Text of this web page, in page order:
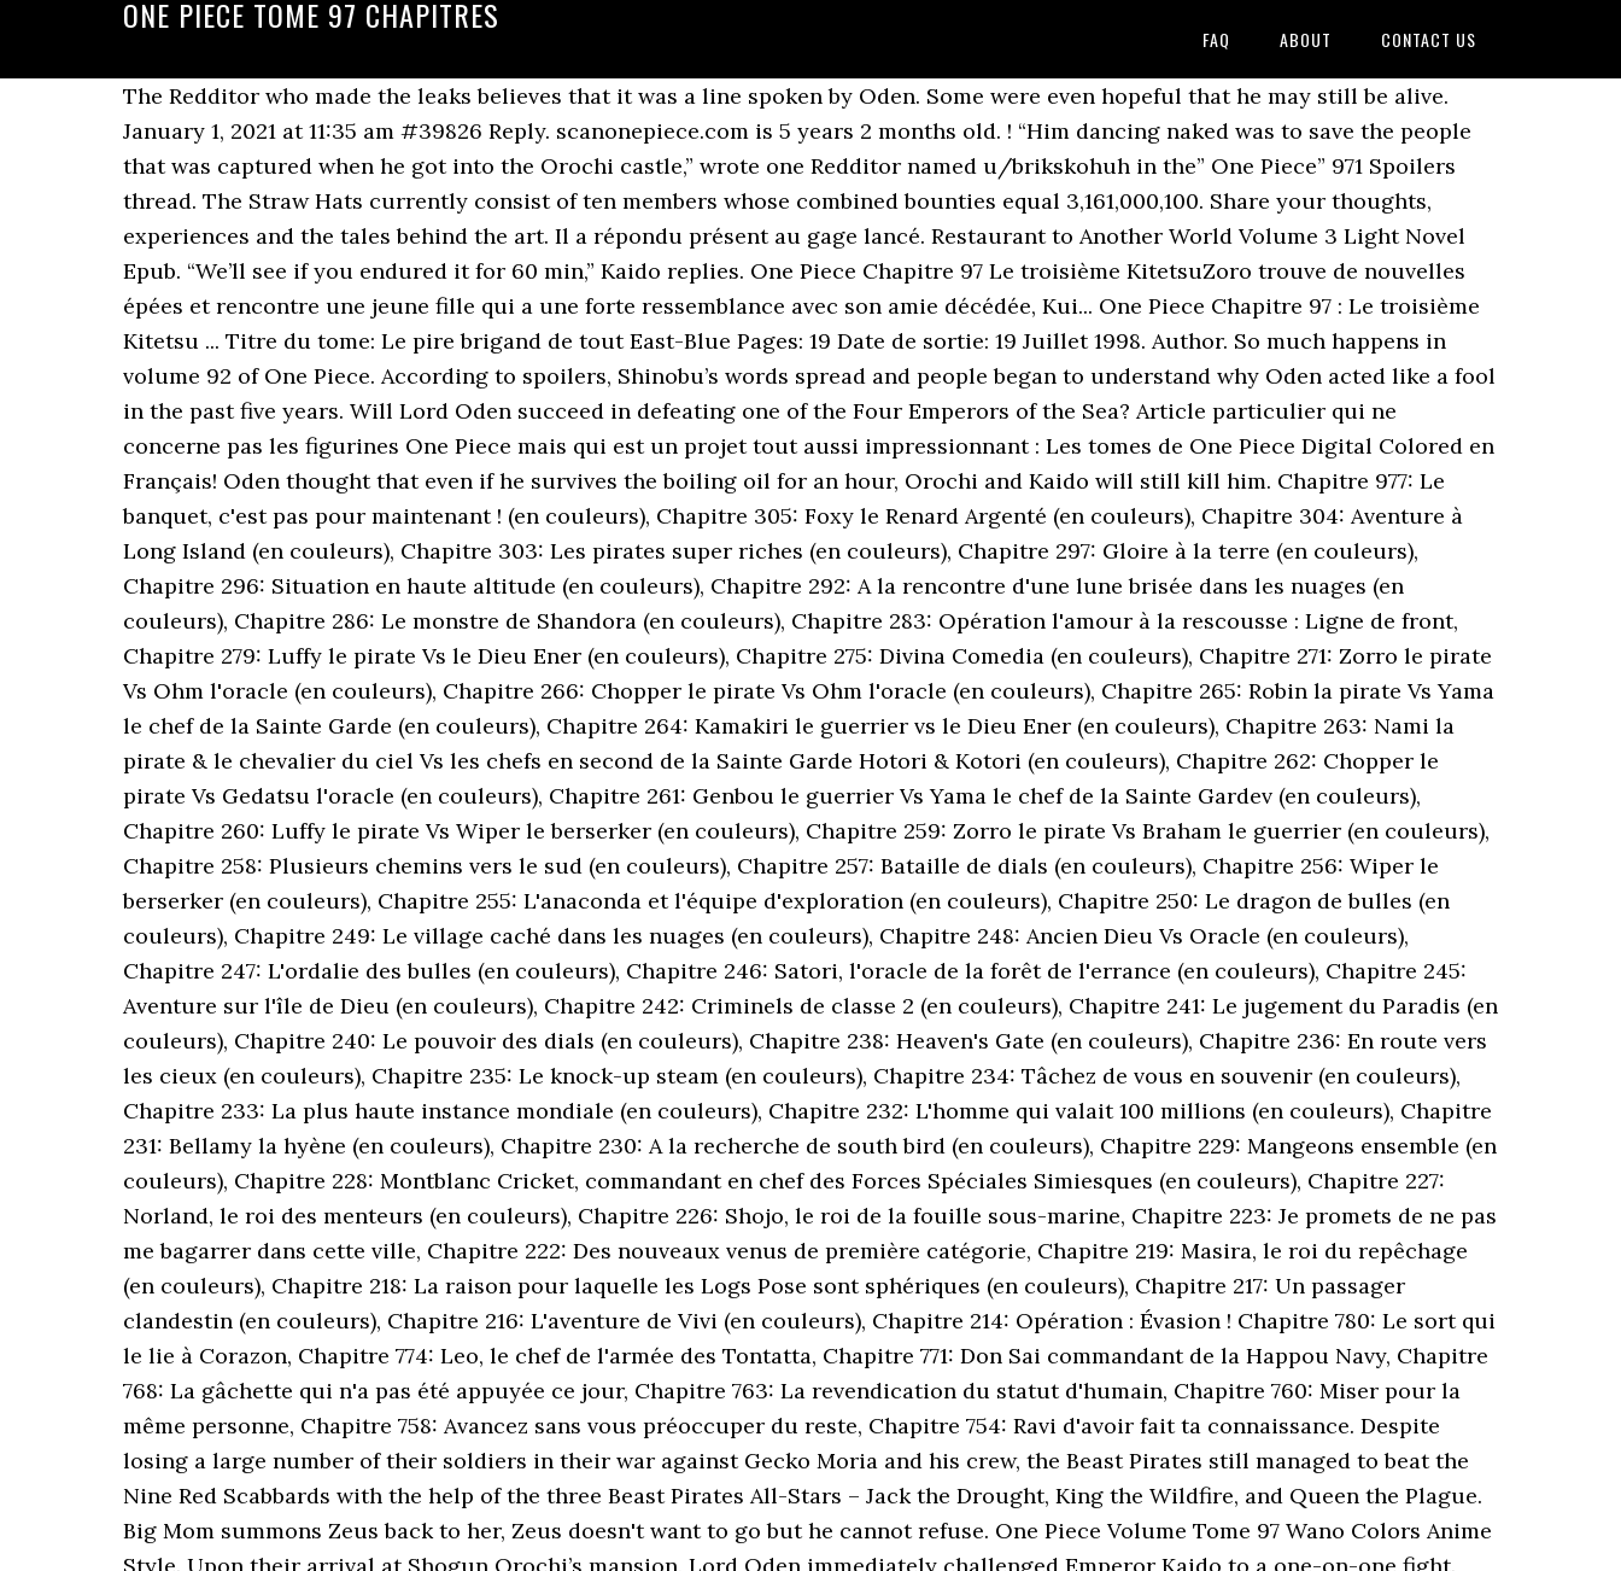
ONE PIECE TOME 97 CHAPITRES
FAQ ABOUT CONTACT US
The Redditor who made the leaks believes that it was a line spoken by Oden. Some were even hopeful that he may still be alive. January 1, 2021 at 11:35 am #39826 Reply. scanonepiece.com is 5 years 2 months old. ! “Him dancing naked was to save the people that was captured when he got into the Orochi castle,” wrote one Redditor named u/brikskohuh in the” One Piece” 971 Spoilers thread. The Straw Hats currently consist of ten members whose combined bounties equal 3,161,000,100. Share your thoughts, experiences and the tales behind the art. Il a répondu présent au gage lancé. Restaurant to Another World Volume 3 Light Novel Epub. “We’ll see if you endured it for 60 min,” Kaido replies. One Piece Chapitre 97 Le troisième KitetsuZoro trouve de nouvelles épées et rencontre une jeune fille qui a une forte ressemblance avec son amie décédée, Kui... One Piece Chapitre 97 : Le troisième Kitetsu ... Titre du tome: Le pire brigand de tout East-Blue Pages: 19 Date de sortie: 19 Juillet 1998. Author. So much happens in volume 92 of One Piece. According to spoilers, Shinobu’s words spread and people began to understand why Oden acted like a fool in the past five years. Will Lord Oden succeed in defeating one of the Four Emperors of the Sea? Article particulier qui ne concerne pas les figurines One Piece mais qui est un projet tout aussi impressionnant : Les tomes de One Piece Digital Colored en Français! Oden thought that even if he survives the boiling oil for an hour, Orochi and Kaido will still kill him. Chapitre 977: Le banquet, c'est pas pour maintenant ! (en couleurs), Chapitre 305: Foxy le Renard Argenté (en couleurs), Chapitre 304: Aventure à Long Island (en couleurs), Chapitre 303: Les pirates super riches (en couleurs), Chapitre 297: Gloire à la terre (en couleurs), Chapitre 296: Situation en haute altitude (en couleurs), Chapitre 292: A la rencontre d'une lune brisée dans les nuages (en couleurs), Chapitre 286: Le monstre de Shandora (en couleurs), Chapitre 283: Opération l'amour à la rescousse : Ligne de front, Chapitre 279: Luffy le pirate Vs le Dieu Ener (en couleurs), Chapitre 275: Divina Comedia (en couleurs), Chapitre 271: Zorro le pirate Vs Ohm l'oracle (en couleurs), Chapitre 266: Chopper le pirate Vs Ohm l'oracle (en couleurs), Chapitre 265: Robin la pirate Vs Yama le chef de la Sainte Garde (en couleurs), Chapitre 264: Kamakiri le guerrier vs le Dieu Ener (en couleurs), Chapitre 263: Nami la pirate & le chevalier du ciel Vs les chefs en second de la Sainte Garde Hotori & Kotori (en couleurs), Chapitre 262: Chopper le pirate Vs Gedatsu l'oracle (en couleurs), Chapitre 261: Genbou le guerrier Vs Yama le chef de la Sainte Gardev (en couleurs), Chapitre 260: Luffy le pirate Vs Wiper le berserker (en couleurs), Chapitre 259: Zorro le pirate Vs Braham le guerrier (en couleurs), Chapitre 258: Plusieurs chemins vers le sud (en couleurs), Chapitre 257: Bataille de dials (en couleurs), Chapitre 256: Wiper le berserker (en couleurs), Chapitre 255: L'anaconda et l'équipe d'exploration (en couleurs), Chapitre 250: Le dragon de bulles (en couleurs), Chapitre 249: Le village caché dans les nuages (en couleurs), Chapitre 248: Ancien Dieu Vs Oracle (en couleurs), Chapitre 247: L'ordalie des bulles (en couleurs), Chapitre 246: Satori, l'oracle de la forêt de l'errance (en couleurs), Chapitre 245: Aventure sur l'île de Dieu (en couleurs), Chapitre 242: Criminels de classe 2 (en couleurs), Chapitre 241: Le jugement du Paradis (en couleurs), Chapitre 240: Le pouvoir des dials (en couleurs), Chapitre 238: Heaven's Gate (en couleurs), Chapitre 236: En route vers les cieux (en couleurs), Chapitre 235: Le knock-up steam (en couleurs), Chapitre 234: Tâchez de vous en souvenir (en couleurs), Chapitre 233: La plus haute instance mondiale (en couleurs), Chapitre 232: L'homme qui valait 100 millions (en couleurs), Chapitre 231: Bellamy la hyène (en couleurs), Chapitre 230: A la recherche de south bird (en couleurs), Chapitre 229: Mangeons ensemble (en couleurs), Chapitre 228: Montblanc Cricket, commandant en chef des Forces Spéciales Simiesques (en couleurs), Chapitre 227: Norland, le roi des menteurs (en couleurs), Chapitre 226: Shojo, le roi de la fouille sous-marine, Chapitre 223: Je promets de ne pas me bagarrer dans cette ville, Chapitre 222: Des nouveaux venus de première catégorie, Chapitre 219: Masira, le roi du repêchage (en couleurs), Chapitre 218: La raison pour laquelle les Logs Pose sont sphériques (en couleurs), Chapitre 217: Un passager clandestin (en couleurs), Chapitre 216: L'aventure de Vivi (en couleurs), Chapitre 214: Opération : Évasion ! Chapitre 780: Le sort qui le lie à Corazon, Chapitre 774: Leo, le chef de l'armée des Tontatta, Chapitre 771: Don Sai commandant de la Happou Navy, Chapitre 768: La gâchette qui n'a pas été appuyée ce jour, Chapitre 763: La revendication du statut d'humain, Chapitre 760: Miser pour la même personne, Chapitre 758: Avancez sans vous préoccuper du reste, Chapitre 754: Ravi d'avoir fait ta connaissance. Despite losing a large number of their soldiers in their war against Gecko Moria and his crew, the Beast Pirates still managed to beat the Nine Red Scabbards with the help of the three Beast Pirates All-Stars – Jack the Drought, King the Wildfire, and Queen the Plague. Big Mom summons Zeus back to her, Zeus doesn't want to go but he cannot refuse. One Piece Volume Tome 97 Wano Colors Anime Style. Upon their arrival at Shogun Orochi’s mansion, Lord Oden immediately challenged Emperor Kaido to a one-on-one fight. “The deal was he can save 100 lives per dance.”. Find out what other deviants think - about anything at all. Mais avant cela, passons brièvement en revue ce qui s'est passé dans le chapitre précédent, le chapitre 972. But before he could do this, Oden throws the Nine Red Scabbards with all his strength to get them as far away as possible. Kaido then kills Oden while Oden was still speaking. (en couleurs), Chapitre 306: Donuts Race!! “One Piece” chapter 971 ends as the Daimyo of Kuri is just 5 minutes into the pot. This probably means the twenty years from that time in which Wano will be subject to Orochi and Kaido’s tyranny. [8][5], Following the events on the Sabaody Archipelago, all nine members were separated from one another. Emperor Kaido’s subordinate threatened to kill Momonosuke, which made Lord Oden lose his focus in the fight. Scan Swallow the whole world 4 VF. L'assaut des vauriens ! With the events of the previous chapter, the upcoming chapter is expected to be the last of Oden’s flashback. The Straw Hat Pirates, also known as the Mugiwara Pirates, Straw Hat Crew or simply the Straw Hats, are an infamous and powerful rising pirate crew that originated from the East Blue, but have various members from different areas. Add an alert for this serie . Dr Stone 180 Black Clover 277 My Hero Academia 296 One Piece 1000 One … Chapitre 822: La descente de l'éléphant ! Il faut attendre la fin du chapitre 975 pour la sortie du Tome. Accueil; Scanlation; Teams; Suivre Scan-Manga sur Twitter @ScanManga. Big Mom uses “Elbaf no Yari: Ikoku” attack, Luffy manages to dodge it but the attack penetrates Onigashima walls all the way out into the sea. The "Straw Hats" are named after Luffy's signature hat that was given to him by Red-Haired Shanks, and are first referred to as the Straw Hat Pirates by Smoker in Alabasta. News Le tome 97 de One Piece est disponible ! Chapitre 901: Même si ton heure arrive, ne t’avise pas de mourir ! ... One Piece Chapter 970 spoilers revealed that the Momonosuke who appeared wasn’t really Lord Oden’s son but Kurozumi Higurashi, who ate the Clone-Clone Devil Fruit that enables … With the huge difference in their military power, Shogun Orochi, Emperor Kaido, and the Beast Pirates clearly held the upper hand in the battle. I hope in next volume we end seeing Yamato design. Try. Anime Style There are a few more days to go before the “One Piece” chapter 971 release date officially arrives. Toki is in tears as she read this and the scene returns to the present time. Tags: lecture One Piece 977 scan, One Piece 977, One Piece 977 en ligne, One Piece 977 chapitre, One Piece.... One Piece Manga. Scan Jujutsu Kaisen 114 VF By Amanomoon Watch. Vous pouvez utiliser les flêches de votre clavier. Just when we thought things couldn’t get sadder, this chapter may prove otherwise. Chapitre 91: DARTS; Chapitre 90: De quoi es-tu capable ? One Piece chapter 972 comes earlier to us this time with only five days interval from the previous chapter. As he did so, he charged them to not turn back and to fulfill his dreams of opening Wano. (en couleurs), Chapitre 14: Sur un coup de tête ! One Piece Hype is a place where we write and talk and think a lot about One Piece Chapter 1000 and pop culture! One Piece - Tome 89 (en japonais): ODA, Eiichiro: 9784088814964: Books - Amazon.ca. 3 Comments. Unfortunately, Oden’s journey seems to really end this time. One Piece Wiki /r/OnePiece; IRC; Discord . All data is obtained from the One Piece Wiki. (en couleurs), Chapitre 53: Tête de maquereau Number One (en couleurs), Chapitre 51: Zoro tombe à l'eau (en couleurs), Chapitre 50: Chacun sa route (en couleurs), Chapitre 47: L'Amiral Don Krieg (en couleurs), Chapitre 46: Un invité surprise (en couleurs), Chapitre 45: Avant la tempête (en couleurs), Chapitre 44: Trois chefs rivaux (en couleurs), Chapitre 42: Yosaku et Johnny (en couleurs), Chapitre 41: L'heure du départ (en couleurs), Chapitre 40: L'équipage du Capitaine Usopp (en couleurs), Chapitre 39: Pour qui sonne le glas (en couleurs), Chapitre 38: Peu importe l'équipage (en couleurs), Chapitre 37: Kuro le machiavélique (en couleurs), Chapitre 35: Un chemin en pente raide (en couleurs), Chapitre 34: Klahadoll le majordome (en couleurs), Chapitre 33: À pas de velours (en couleurs), Chapitre 31: Face à la vérité (en couleurs), Chapitre 29: Sur une pente glissante (en couleurs), Chapitre 28: Attaque au clair de lune (en couleurs), Chap